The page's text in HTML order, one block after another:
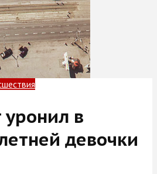
уронил в
девочки